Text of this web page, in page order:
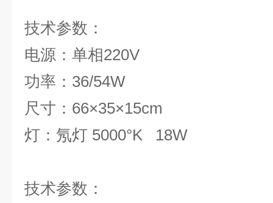
技术参
电源：单相220V
功率：36/54W
尺寸：66×35×15cm
灯：氖灯 5000°K 18W
技术参